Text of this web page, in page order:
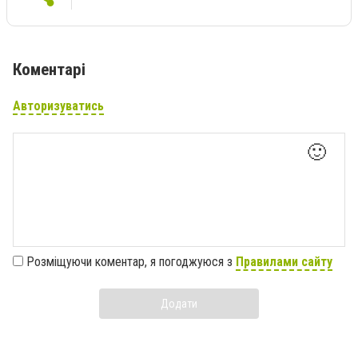
Коментарі
Авторизуватись
🙂
Розміщуючи коментар, я погоджуюся з Правилами сайту
Додати